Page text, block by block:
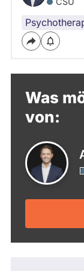
Was
von: